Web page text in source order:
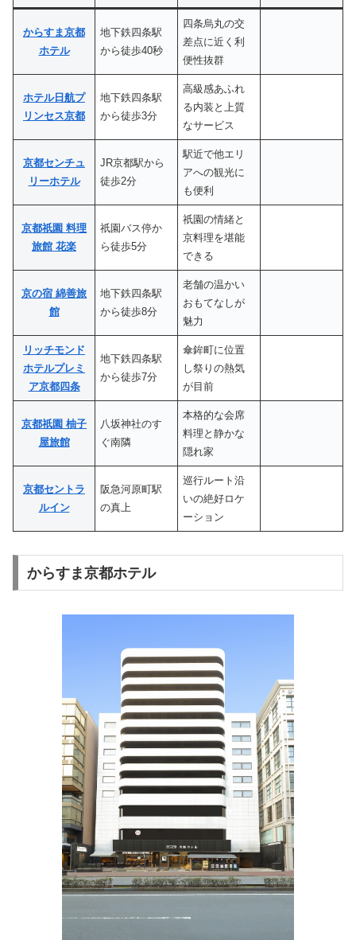
からすま京都
ホテル
地下鉄四条駅
から徒歩40秒
四条烏丸の交
差点に近く利
便性抜群
ホテル日航プ
リンセス京都
地下鉄四条駅
から徒歩3分
高級感あふれ
る内装と上質
なサービス
京都センチュ
リーホテル
JR京都駅から
徒歩2分
駅近で他エリ
アへの観光に
も便利
京都祇園 料理
旅館 花楽
祇園バス停か
ら徒歩5分
祇園の情緒と
京料理を堪能
できる
京の宿 綿善旅
館
地下鉄四条駅
から徒歩8分
老舗の温かい
おもてなしが
魅力
リッチモンド
ホテルプレミ
ア京都四条
地下鉄四条駅
から徒歩7分
傘鉾町に位置
し祭りの熱気
が目前
京都祇園 柚子
屋旅館
八坂神社のす
ぐ南隣
本格的な会席
料理と静かな
隠れ家
京都セントラ
ルイン
阪急河原町駅
の真上
巡行ルート沿
いの絶好ロケ
ーション
からすま京都ホテル